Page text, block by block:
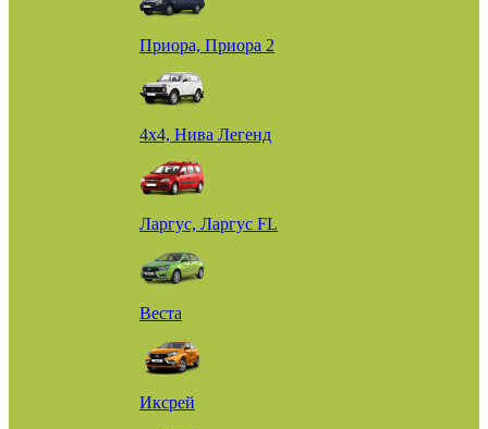
Приора, Приора 2
4х4, Нива Легенд
Ларгус, Ларгус FL
Веста
Иксрей